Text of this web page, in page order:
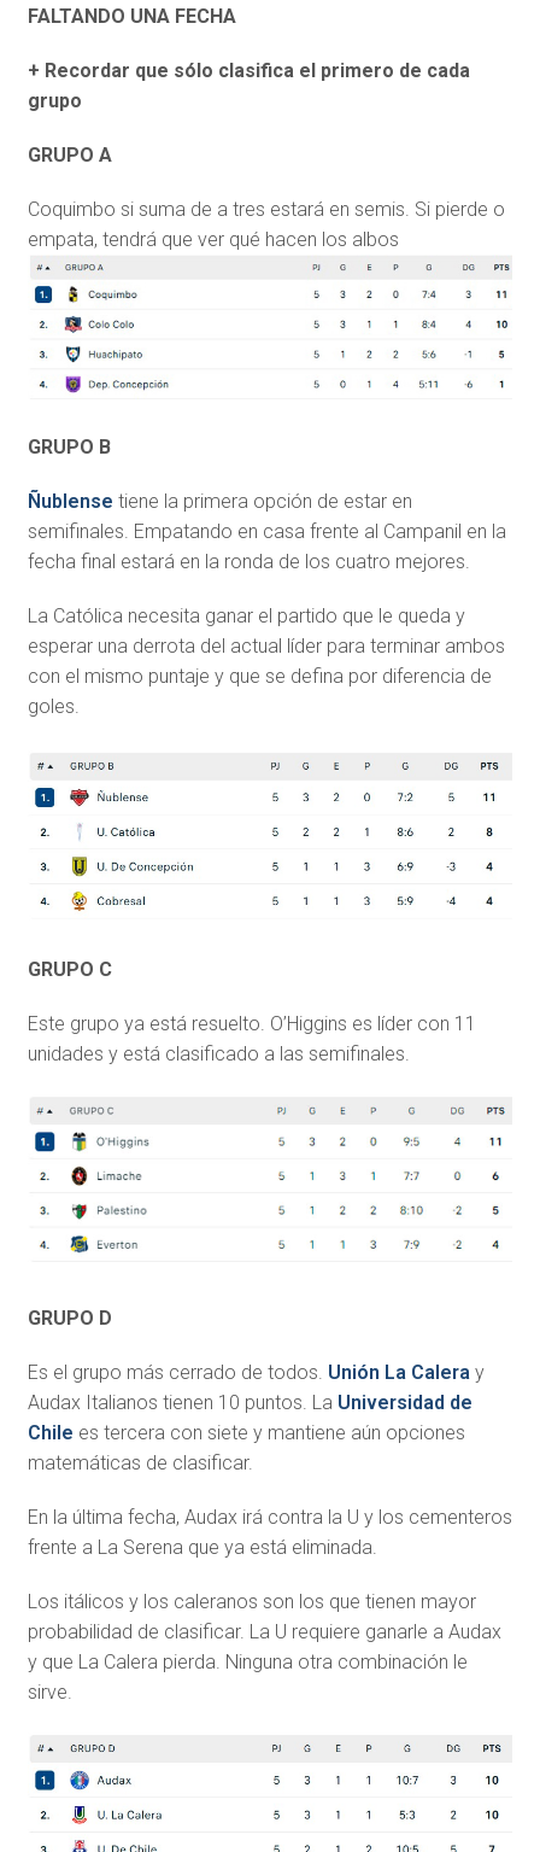
FALTANDO UNA FECHA
+ Recordar que sólo clasifica el primero de cada
grupo
GRUPO A
Coquimbo si suma de a tres estará en semis. Si pierde o
empata, tendrá que ver qué hacen los albos
GRUPO B
Ñublense tiene la primera opción de estar en
semifinales. Empatando en casa frente al Campanil en la
fecha final estará en la ronda de los cuatro mejores.
La Católica necesita ganar el partido que le queda y
esperar una derrota del actual líder para terminar ambos
con el mismo puntaje y que se defina por diferencia de
goles.
GRUPO C
Este grupo ya está resuelto. O’Higgins es líder con 11
unidades y está clasificado a las semifinales.
GRUPO D
Es el grupo más cerrado de todos. Unión La Caleray
Audax Italianos tienen 10 puntos. La Universidad de
Chile es tercera con siete y mantiene aún opciones
matemáticas de clasificar.
En la última fecha, Audax irá contra la U y los cementeros
frente a La Serena que ya está eliminada.
Los itálicos y los caleranos son los que tienen mayor
probabilidad de clasificar. La U requiere ganarle a Audax
y que La Calera pierda. Ninguna otra combinación le
sirve.